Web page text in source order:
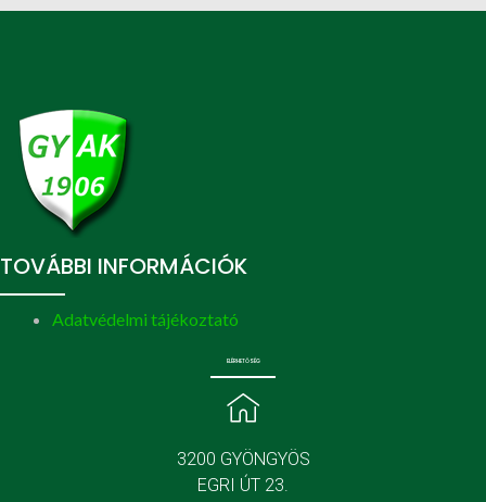
TOVÁBBI INFORMÁCIÓK
Adatvédelmi tájékoztató
ELÉRHETŐSÉG
3200 GYÖNGYÖS
EGRI ÚT 23.